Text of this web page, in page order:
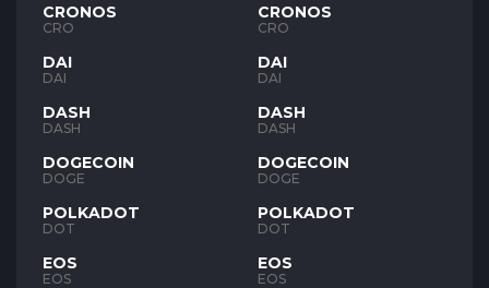
CRONOS
CRO
DAI
DAI
DASH
DASH
DOGECOIN
DOGE
POLKADOT
DOT
EOS
EOS
CRONOS
CRO
DAI
DAI
DASH
DASH
DOGECOIN
DOGE
POLKADOT
DOT
EOS
EOS